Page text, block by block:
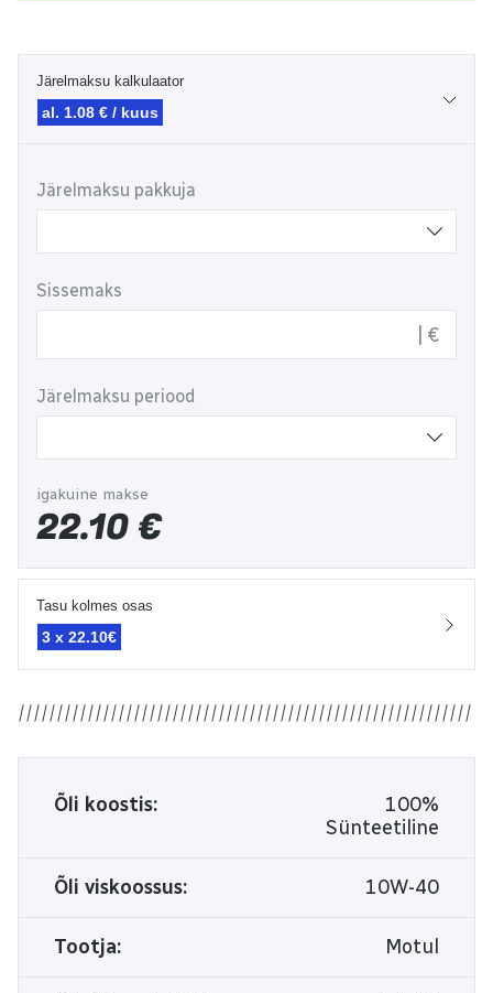
Järelmaksu kalkulaator
al. 1.08 € / kuus
Järelmaksu pakkuja
Sissemaks
€
Järelmaksu periood
igakuine makse
22.10€
Tasu kolmes osas
3 x 22.10€
Õli koostis:
100%
Sünteetiline
Õli viskoossus: 10W-40
Tootja: Motul